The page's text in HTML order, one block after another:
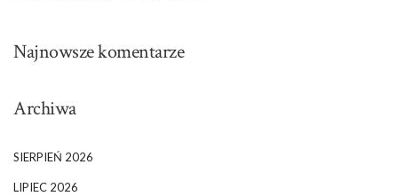
Najnowsze komentarze
Archiwa
SIERPIEŃ 2026
LIPIEC 2026